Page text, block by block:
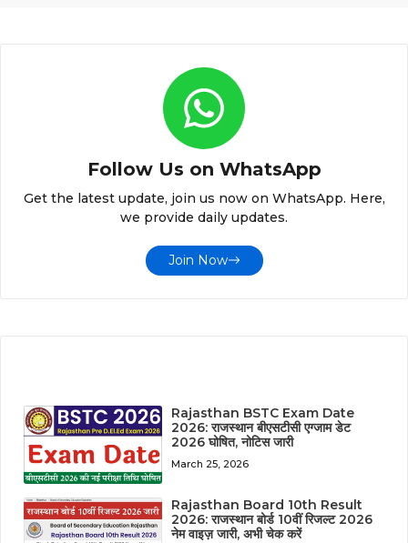
Follow Us on WhatsApp
Get the latest update, join us now on WhatsApp. Here,
we provide daily updates.
Join Now
Rajasthan BSTC Exam Date
2026: राजस्थान बीएसटीसी एग्जाम डेट
2026 घोषित, नोटिस जारी
March 25, 2026
Rajasthan Board 10th Result
2026: राजस्थान बोर्ड 10वीं रिजल्ट 2026
नेम वाइज़ जारी, अभी चेक करें